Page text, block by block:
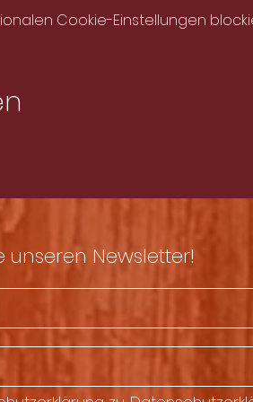
Cookie-Einstellungen
unseren Newsletter!